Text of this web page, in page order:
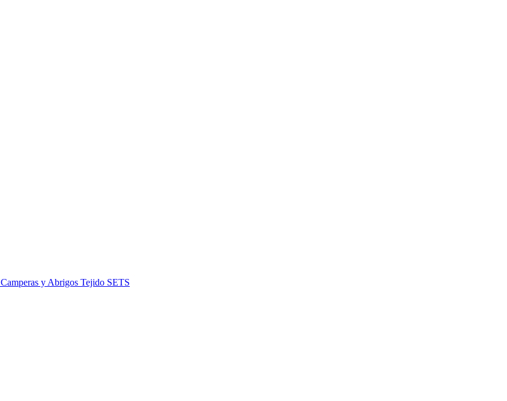
Camperas y Abrigos Tejido SETS